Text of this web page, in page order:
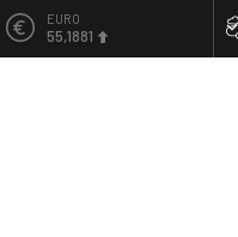
Edremit’te
ALTIN
6.660,55